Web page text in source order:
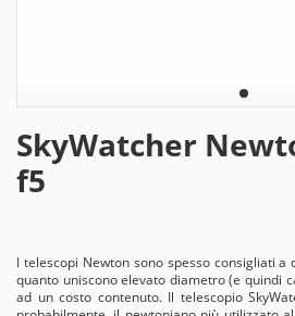
SkyWatcher
f5
I telescopi Newton sono spesso consigliati
quanto uniscono elevato diametro (e quindi
ad un costo contenuto. Il telescopio